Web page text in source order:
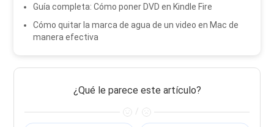
Guía completa: Cómo poner DVD en Kindle Fire
Cómo quitar la marca de agua de un video en Mac de
manera efectiva
¿Qué le parece este artículo?
/